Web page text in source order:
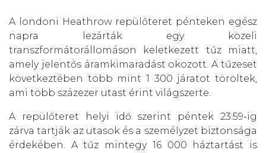
​A londoni Heathrow repülőteret pénteken egész
napra lezárták egy közeli
transzformátorállomáson keletkezett tűz miatt,
amely jelentős áramkimaradást okozott. A tűzeset
következtében több mint 1 300 járatot töröltek,
ami több százezer utast érint világszerte.
A repülőteret helyi idő szerint péntek 23:59-ig
zárva tartják az utasok és a személyzet biztonsága
érdekében. A tűz mintegy 16 000 háztartást is